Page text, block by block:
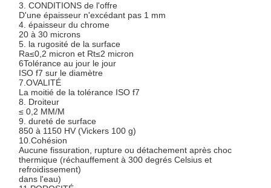
3. CONDITIONS de l'offre
D'une épaisseur n'excédant pas 1 mm
4. épaisseur du chrome
20 à 30 microns
5. la rugosité de la surface
Ra≤0,2 micron et Rt≤2 micron
6Tolérance au jour le jour
ISO f7 sur le diamètre
7.OVALITÉ
La moitié de la tolérance ISO f7
8. Droiteur
≤ 0,2 MM/M
9. dureté de surface
850 à 1150 HV (Vickers 100 g)
10.Cohésion
Aucune fissuration, rupture ou détachement après choc
thermique (réchauffement à 300 degrés Celsius et
refroidissement)
dans l'eau)